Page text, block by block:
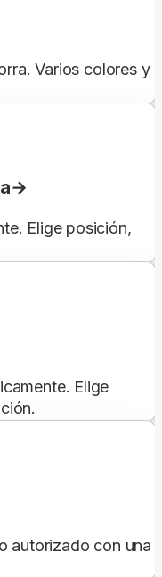
Varios colores y
Elige posición,
Elige
autorizado con una